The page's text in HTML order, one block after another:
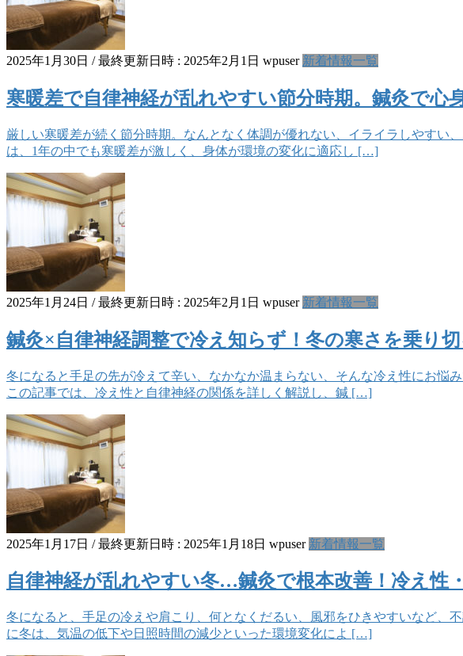
2025年1月30日 / 最終更新日時 : 2025年2月1日 wpuser 新着情報一覧
寒暖差で自律神経が乱れやすい節分時期。鍼灸で心
厳しい寒暖差が続く節分時期。なんとなく体調が優れない、イライラしやすい
は、1年の中でも寒暖差が激しく、身体が環境の変化に適応し […]
2025年1月24日 / 最終更新日時 : 2025年2月1日 wpuser 新着情報一覧
鍼灸×自律神経調整で冷え知らず！冬の寒さを乗り
冬になると手足の先が冷えて辛い、なかなか温まらない、そんな冷え性にお悩
この記事では、冷え性と自律神経の関係を詳しく解説し、鍼 […]
2025年1月17日 / 最終更新日時 : 2025年1月18日 wpuser 新着情報一覧
自律神経が乱れやすい冬…鍼灸で根本改善！冷え性
冬になると、手足の冷えや肩こり、何となくだるい、風邪をひきやすいなど、
に冬は、気温の低下や日照時間の減少といった環境変化によ […]